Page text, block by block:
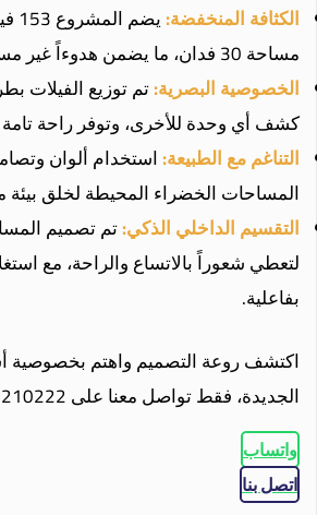
الكثافة المنخفضة:
مساحة 30 فدان، ما يضمن هدوءاً غير مسبوق.
الخصوصية البصرية:تم توزيع الفيلات
كشف أي وحدة للأخرى، وتوفر راحة
التناغم مع الطبيعة:استخدام ألوان
المساحات الخضراء المحيطة لخلق
التقسيم الداخلي الذكي:تم تصميم
لتعطي شعوراً بالاتساع والراحة، مع
بفاعلية.
اكتشف روعة التصميم واهتم بخصوصية
الجديدة، فقط تواصل معنا على 00201069210222.
واتساب
اتصل بنا